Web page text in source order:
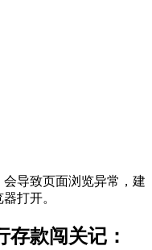
导致页面浏览异常，建
打开。
存款闯关记：